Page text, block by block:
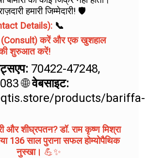
हमारी जिम्मेदारी! 🛡️
Details): 📞
(Consult) करें और एक खुशहाल
की शुरुआत करें!
70422-47248,
🌐वेबसाइट:
products/bariffa-
और शीघ्रपतन? डॉ. राम कृष्ण मिश्रा
136 साल पुराना सफल होम्योपैथिक
नुस्खा। 💪✨